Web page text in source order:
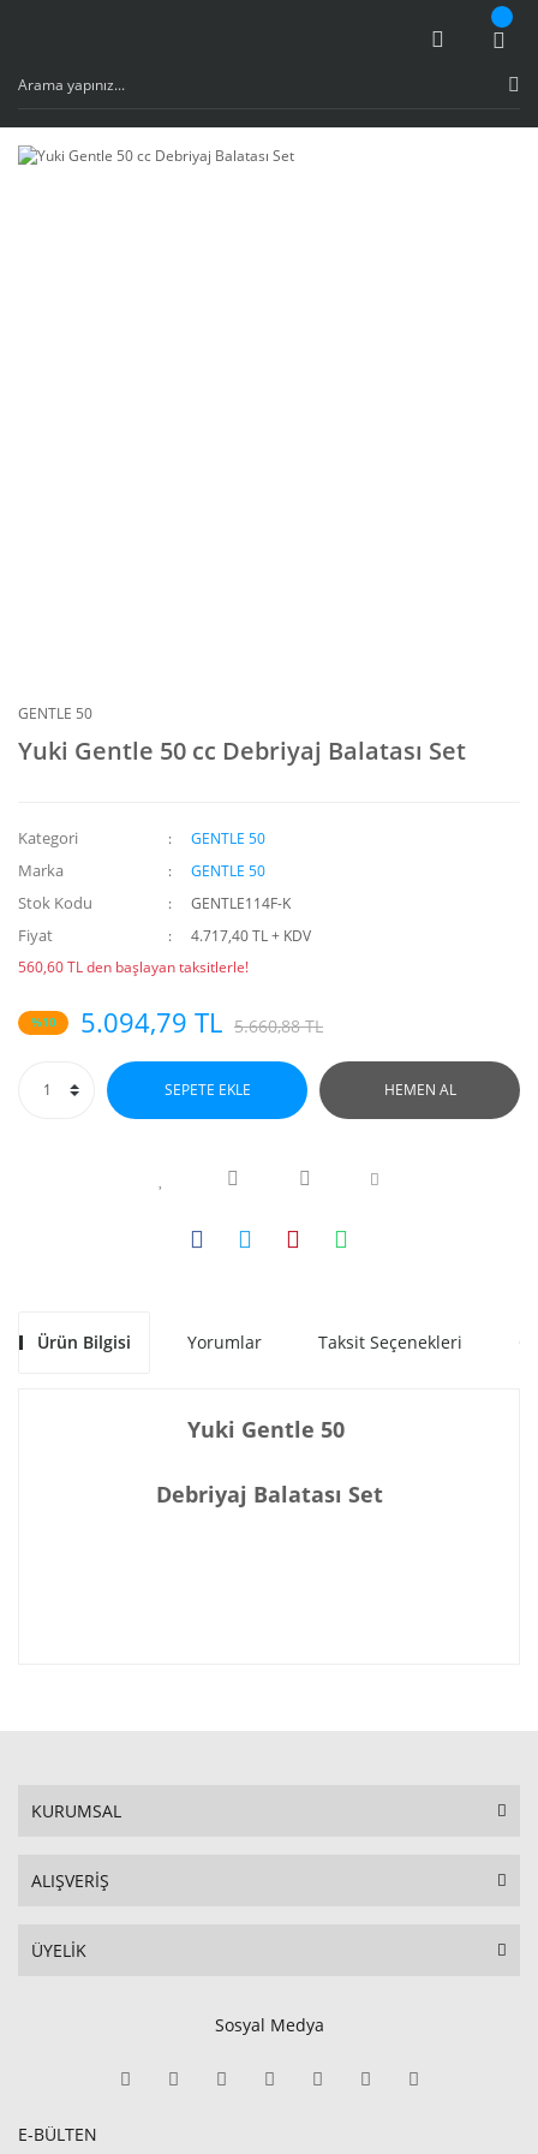
GENTLE 50
Yuki Gentle 50 cc Debriyaj Balatası Set
Kategori GENTLE 50
Marka GENTLE 50
Stok Kodu GENTLE114F-K
Fiyat
4.717,40 TL + KDV
560,60 TL den başlayan taksitlerle!
%10 5.094,79 TL 5.660,88 TL
SEPETE EKLE HEMEN AL
Ürün Bilgisi Yorumlar Taksit Seçenekleri
Yuki Gentle 50
Debriyaj Balatası Set
KURUMSAL
ALIŞVERİŞ
ÜYELİK
Sosyal Medya
E-BÜLTEN